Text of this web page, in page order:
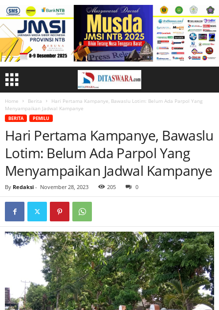
Home Berita
Hari Pertama Kampanye, Bawaslu Lotim: Belum Ada Parpol Yang
Menyampaikan Jadwal Kampanye
BERITA PEMILU
Hari Pertama Kampanye, Bawaslu
Lotim: Belum Ada Parpol Yang
Menyampaikan Jadwal Kampanye
By Redaksi - November 28, 2023 205 0